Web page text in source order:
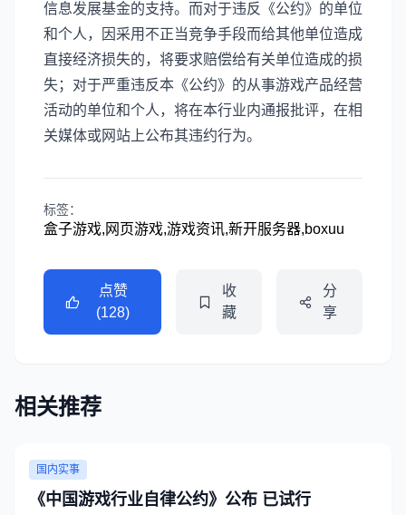
信息发展基金的支持。而对于违反《公约》的单位
和个人，因采用不正当竞争手段而给其他单位造成
直接经济损失的，将要求赔偿给有关单位造成的损
失；对于严重违反本《公约》的从事游戏产品经营
活动的单位和个人，将在本行业内通报批评，在相
关媒体或网站上公布其违约行为。
标签：
盒子游戏,网页游戏,游戏资讯,新开服务器,boxuu
点赞
(128)
收
藏
分
享
相关推荐
国内实事
《中国游戏行业自律公约》公布 已试行